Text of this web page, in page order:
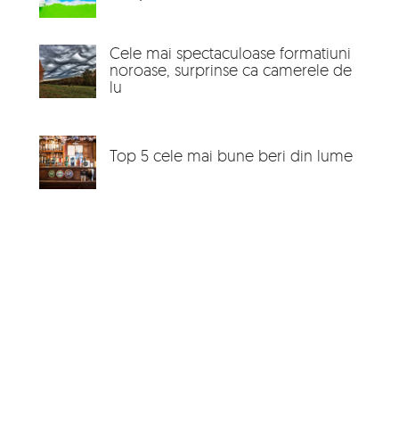
Cele mai spectaculoase formatiuni
noroase, surprinse ca camerele de
lu
Top 5 cele mai bune beri din lume